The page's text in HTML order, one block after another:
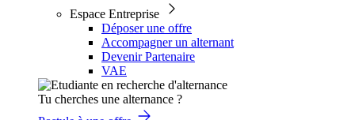
Espace Entreprise
Déposer une offre
Accompagner un alternant
Devenir Partenaire
VAE
Tu cherches une alternance ?